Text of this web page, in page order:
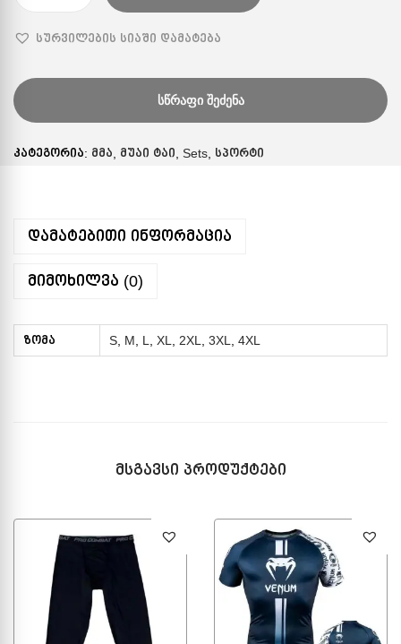
სურვილების სიაში დამატება
ᲡᲬᲠᲐᲤᲘ ᲨᲔᲫᲔᲜᲐ
კატეგორია: მმა მუაი ტაი Sets სპორტი
დამატებითი ინფორმაცია
მიმოხილვა (0)
ზომა S M L XL 2XL 3XL 4XL
მსგავსი პროდუქტები